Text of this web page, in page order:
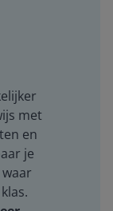
met
en
je